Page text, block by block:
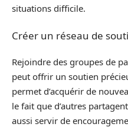
situations difficile.
Créer un réseau de
Rejoindre des groupes de
peut offrir un soutien
permet d’acquérir de
le fait que d’autres
aussi servir de